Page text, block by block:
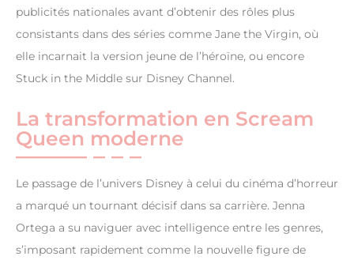
publicités nationales avant d’obtenir des rôles plus
consistants dans des séries comme Jane the Virgin, où
elle incarnait la version jeune de l’héroïne, ou encore
Stuck in the Middle sur Disney Channel.
La transformation en Scream
Queen moderne
Le passage de l’univers Disney à celui du cinéma d’horreur
a marqué un tournant décisif dans sa carrière. Jenna
Ortega a su naviguer avec intelligence entre les genres,
s’imposant rapidement comme la nouvelle figure de